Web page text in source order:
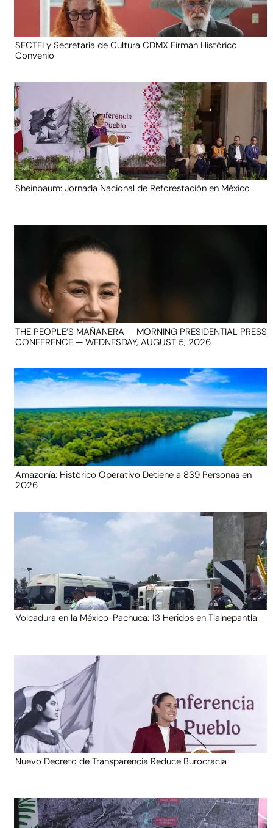
SECTEI y Secretaría de Cultura CDMX Firman Histórico
Convenio
Sheinbaum: Jornada Nacional de Reforestación en México
THE PEOPLE’S MAÑANERA — MORNING PRESIDENTIAL PRESS
CONFERENCE — WEDNESDAY, AUGUST 5, 2026
Amazonía: Histórico Operativo Detiene a 839 Personas en
2026
Volcadura en la México-Pachuca: 13 Heridos en Tlalnepantla
Nuevo Decreto de Transparencia Reduce Burocracia